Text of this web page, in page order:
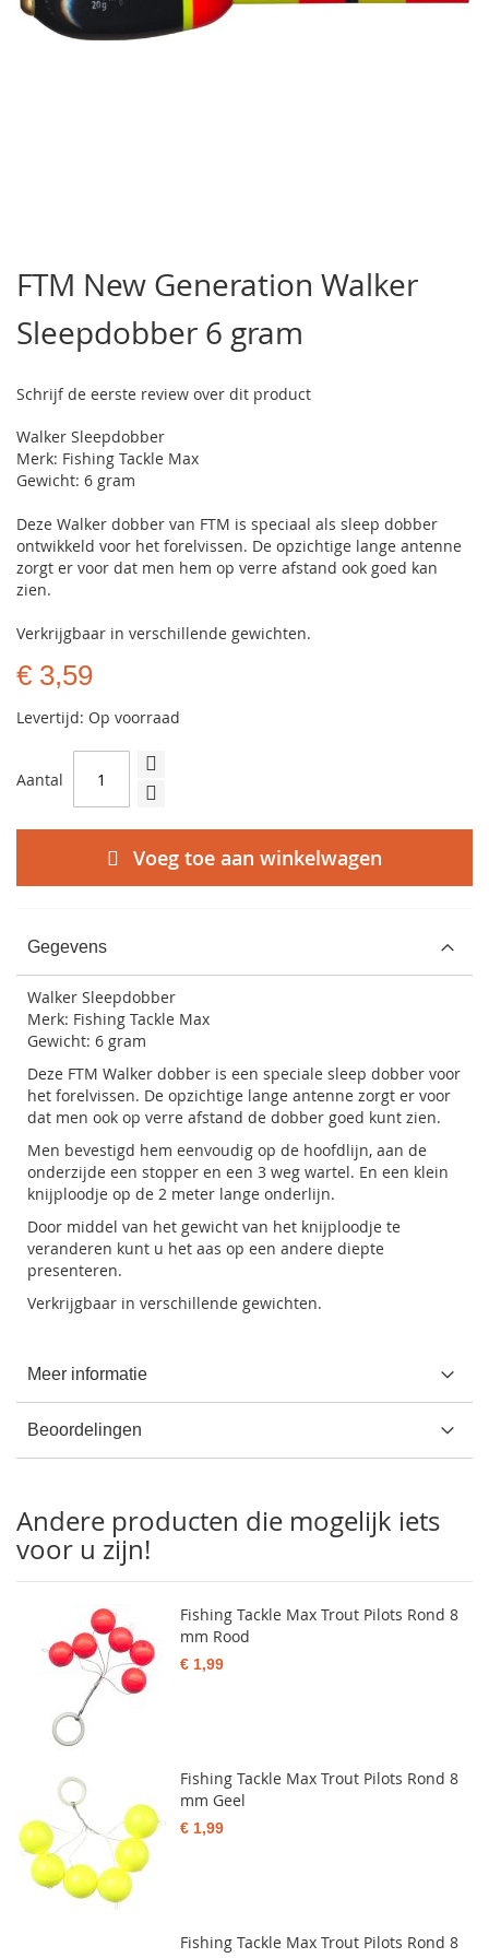
het
begin
van
de
gallerij
FTM New Generation Walker
Sleepdobber 6 gram
Schrijf de eerste review over dit product
Walker Sleepdobber
Merk: Fishing Tackle Max
Gewicht: 6 gram
Deze Walker dobber van FTM is speciaal als sleep dobber
ontwikkeld voor het forelvissen. De opzichtige lange antenne
zorgt er voor dat men hem op verre afstand ook goed kan
zien.
Verkrijgbaar in verschillende gewichten.
€ 3,59
Levertijd: Op voorraad
Aantal
Voeg toe aan winkelwagen
Gegevens
Walker Sleepdobber
Merk: Fishing Tackle Max
Gewicht: 6 gram
Deze FTM Walker dobber is een speciale sleep dobber voor
het forelvissen. De opzichtige lange antenne zorgt er voor
dat men ook op verre afstand de dobber goed kunt zien.
Men bevestigd hem eenvoudig op de hoofdlijn, aan de
onderzijde een stopper en een 3 weg wartel. En een klein
knijploodje op de 2 meter lange onderlijn.
Door middel van het gewicht van het knijploodje te
veranderen kunt u het aas op een andere diepte
presenteren.
Verkrijgbaar in verschillende gewichten.
Meer informatie
Beoordelingen
Andere producten die mogelijk iets
voor u zijn!
Fishing Tackle Max Trout Pilots Rond 8
mm Rood
€ 1,99
Fishing Tackle Max Trout Pilots Rond 8
mm Geel
€ 1,99
Fishing Tackle Max Trout Pilots Rond 8